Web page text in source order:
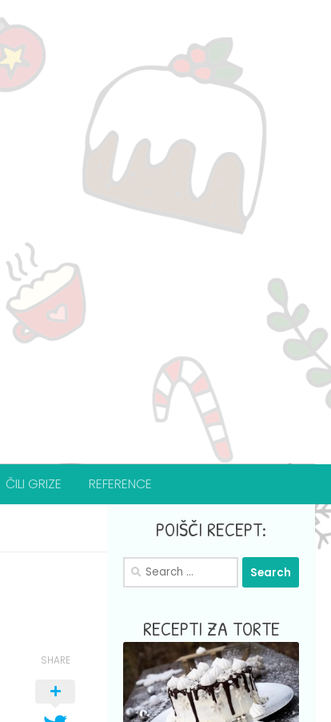
ČILI GRIZE REFERENCE
SHARE
POIŠČI RECEPT:
Search
for:
RECEPTI ZA TORTE